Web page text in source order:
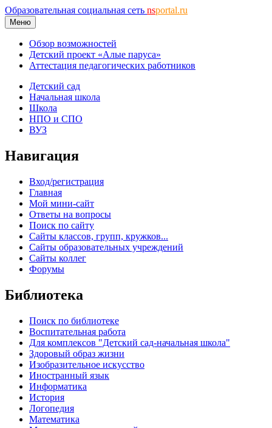
Образовательная социальная сеть nsportal.ru
Меню
Обзор возможностей
Детский проект «Алые паруса»
Аттестация педагогических работников
Детский сад
Начальная школа
Школа
НПО и СПО
ВУЗ
Навигация
Вход/регистрация
Главная
Мой мини-сайт
Ответы на вопросы
Поиск по сайту
Сайты классов, групп, кружков...
Сайты образовательных учреждений
Сайты коллег
Форумы
Библиотека
Поиск по библиотеке
Воспитательная работа
Для комплексов "Детский сад-начальная школа"
Здоровый образ жизни
Изобразительное искусство
Иностранный язык
Информатика
История
Логопедия
Математика